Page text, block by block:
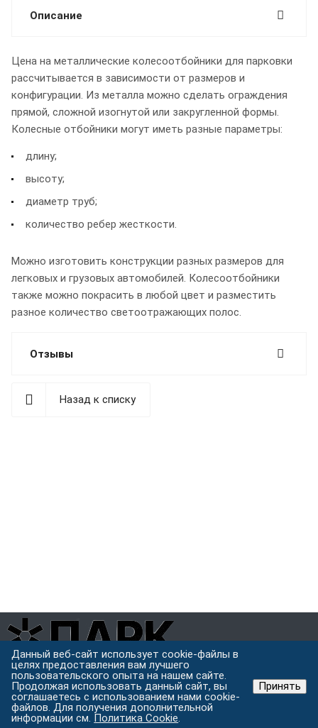
Описание
Цена на металлические колесоотбойники для парковки
рассчитывается в зависимости от размеров и
конфигурации. Из металла можно сделать ограждения
прямой, сложной изогнутой или закругленной формы.
Колесные отбойники могут иметь разные параметры:
длину;
высоту;
диаметр труб;
количество ребер жесткости.
Можно изготовить конструкции разных размеров для
легковых и грузовых автомобилей. Колесоотбойники
также можно покрасить в любой цвет и разместить
разное количество светоотражающих полос.
Отзывы
Назад к списку
Завод металлоконструкций полного цикла в Хабаровске.
Проектируем, режем, варим и защищаем металл под одной
крышей.
Хабаровск, ул. Строительная 24 с.5
Данный веб-сайт использует cookie-файлы в
целях предоставления вам лучшего
пользовательского опыта на нашем сайте.
Продолжая использовать данный сайт, вы
соглашаетесь с использованием нами cookie-
файлов. Для получения дополнительной
информации см. Политика Cookie.
Принять